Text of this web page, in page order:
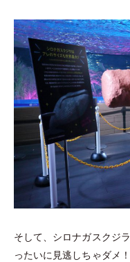
そして、シロナガスクジ
ったいに見逃しちゃダメ